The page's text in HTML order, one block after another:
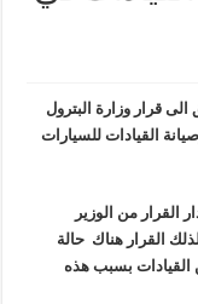
آليات تنفيذ
عام 2022.. ويؤكد: كامل الاهتمام لوضع صعيد مصر
قرار وزارة البترول
القيادات للسيارات
القرار من الوزير
القرار هناك حالة
القيادات بسبب هذه